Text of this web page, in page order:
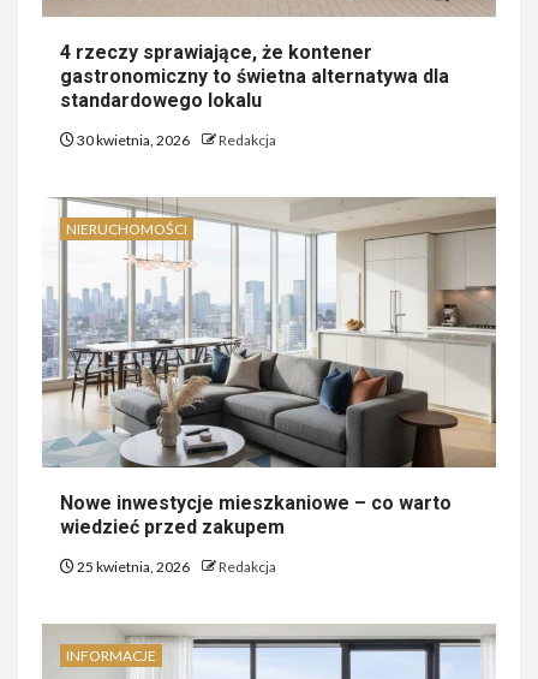
4 rzeczy sprawiające, że kontener
gastronomiczny to świetna alternatywa dla
standardowego lokalu
30 kwietnia, 2026 Redakcja
NIERUCHOMOŚCI
Nowe inwestycje mieszkaniowe – co warto
wiedzieć przed zakupem
25 kwietnia, 2026 Redakcja
INFORMACJE